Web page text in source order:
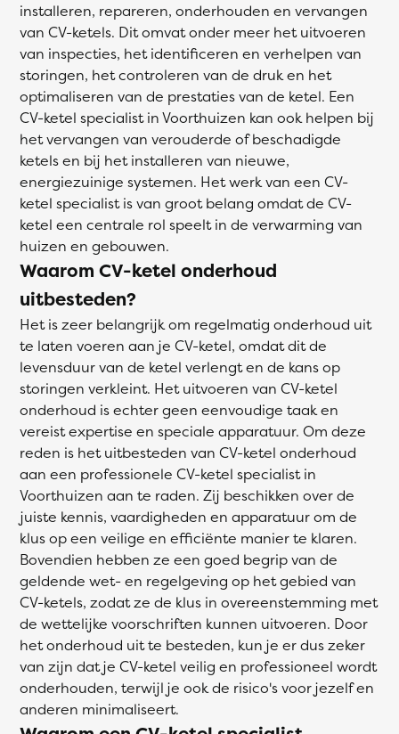
installeren, repareren, onderhouden en vervangen
van CV-ketels. Dit omvat onder meer het uitvoeren
van inspecties, het identificeren en verhelpen van
storingen, het controleren van de druk en het
optimaliseren van de prestaties van de ketel. Een
CV-ketel specialist in Voorthuizen kan ook helpen bij
het vervangen van verouderde of beschadigde
ketels en bij het installeren van nieuwe,
energiezuinige systemen. Het werk van een CV-
ketel specialist is van groot belang omdat de CV-
ketel een centrale rol speelt in de verwarming van
huizen en gebouwen.
Waarom CV-ketel onderhoud
uitbesteden?
Het is zeer belangrijk om regelmatig onderhoud uit
te laten voeren aan je CV-ketel, omdat dit de
levensduur van de ketel verlengt en de kans op
storingen verkleint. Het uitvoeren van CV-ketel
onderhoud is echter geen eenvoudige taak en
vereist expertise en speciale apparatuur. Om deze
reden is het uitbesteden van CV-ketel onderhoud
aan een professionele CV-ketel specialist in
Voorthuizen aan te raden. Zij beschikken over de
juiste kennis, vaardigheden en apparatuur om de
klus op een veilige en efficiënte manier te klaren.
Bovendien hebben ze een goed begrip van de
geldende wet- en regelgeving op het gebied van
CV-ketels, zodat ze de klus in overeenstemming met
de wettelijke voorschriften kunnen uitvoeren. Door
het onderhoud uit te besteden, kun je er dus zeker
van zijn dat je CV-ketel veilig en professioneel wordt
onderhouden, terwijl je ook de risico's voor jezelf en
anderen minimaliseert.